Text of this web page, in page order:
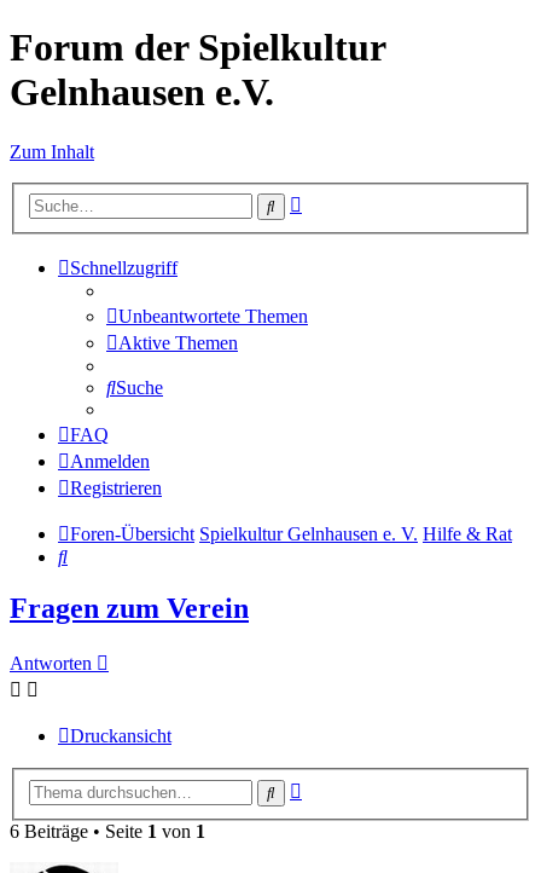
Forum der Spielkultur
Gelnhausen e.V.
Zum Inhalt
Suche
Schnellzugriff
Unbeantwortete Themen
Aktive Themen
Suche
FAQ
Anmelden
Registrieren
Foren-Übersicht Spielkultur Gelnhausen e. V. Hilfe & Rat
Suche
Fragen zum Verein
Antworten
Druckansicht
Suche
6 Beiträge • Seite 1 von 1